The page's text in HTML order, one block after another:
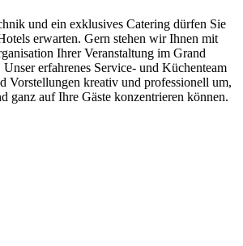
und ein exklusives Catering dürfen Sie
erwarten. Gern stehen wir Ihnen mit
Ihrer Veranstaltung im Grand
erfahrenes Service- und Küchenteam
Vorstellungen kreativ und professionell um,
ganz auf Ihre Gäste konzentrieren können.